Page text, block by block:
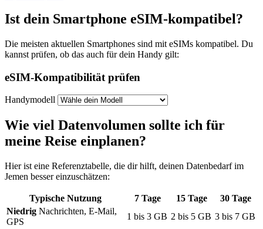
Ist dein Smartphone eSIM-kompatibel?
Die meisten aktuellen Smartphones sind mit eSIMs kompatibel. Du
kannst prüfen, ob das auch für dein Handy gilt:
eSIM-Kompatibilität prüfen
Handymodell
Wie viel Datenvolumen sollte ich für
meine Reise einplanen?
Hier ist eine Referenztabelle, die dir hilft, deinen Datenbedarfim
Jemen besser einzuschätzen:
Typische Nutzung 7 Tage 15 Tage 30 Tage
Niedrig Nachrichten, E-Mail,
GPS
1 bis 3 GB 2 bis 5 GB 3 bis 7 GB